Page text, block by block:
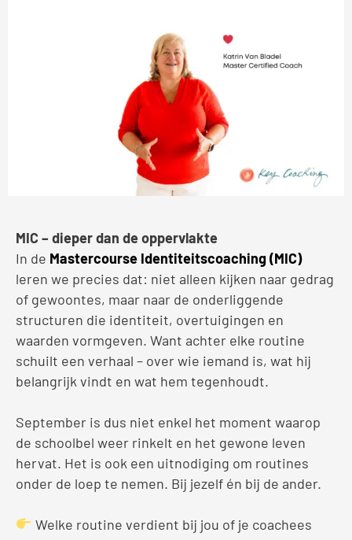
MIC – dieper dan de oppervlakte
In de Mastercourse Identiteitscoaching (MIC)
leren we precies dat: niet alleen kijken naar gedrag
of gewoontes, maar naar de onderliggende
structuren die identiteit, overtuigingen en
waarden vormgeven. Want achter elke routine
schuilt een verhaal – over wie iemand is, wat hij
belangrijk vindt en wat hem tegenhoudt.
September is dus niet enkel het moment waarop
de schoolbel weer rinkelt en het gewone leven
hervat. Het is ook een uitnodiging om routines
onder de loep te nemen. Bij jezelf én bij de ander.
Welke routine verdient bij jou of je coachees